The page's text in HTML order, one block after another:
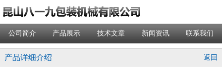
公司简介 产品展示 技术文章 新闻资讯 联系我们
产品详细介绍 返回